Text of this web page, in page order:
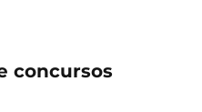
concursos